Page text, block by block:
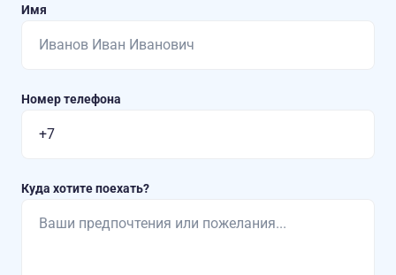
Имя
Номер телефона
Куда хотите поехать?